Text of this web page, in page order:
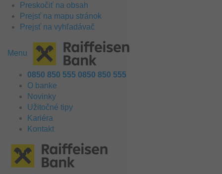
Preskočiť na obsah
Prejsť na mapu stránok
Prejsť na vyhľadávač
Menu
0850 850 555 0850 850 555
O banke
Novinky
Užitočné tipy
Kariéra
Kontakt